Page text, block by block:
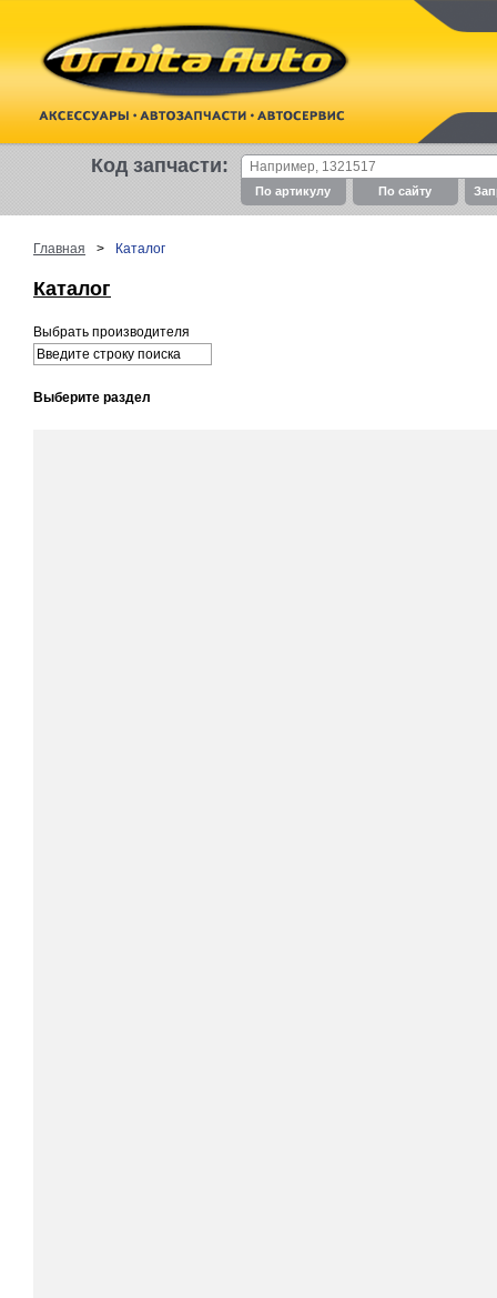
Код запчасти:
По артикулу По cайту
Главная > Каталог
Каталог
Выбрать производителя
Выберите раздел